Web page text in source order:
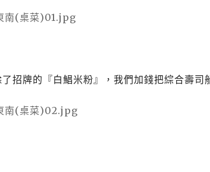
招牌的『白鯧米粉』，我們加錢把綜合壽司